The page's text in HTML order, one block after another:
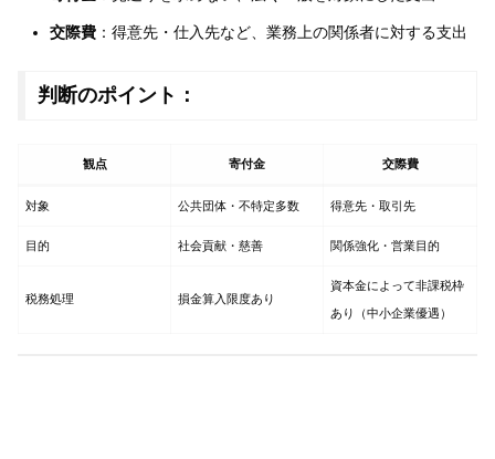
交際費：得意先・仕入先など、業務上の関係者に対する支出
判断のポイント：
観点 寄付金 交際費
対象 公共団体・不特定多数 得意先・取引先
目的 社会貢献・慈善 関係強化・営業目的
税務処理 損金算入限度あり
資本金によって非課税枠
あり（中小企業優遇）